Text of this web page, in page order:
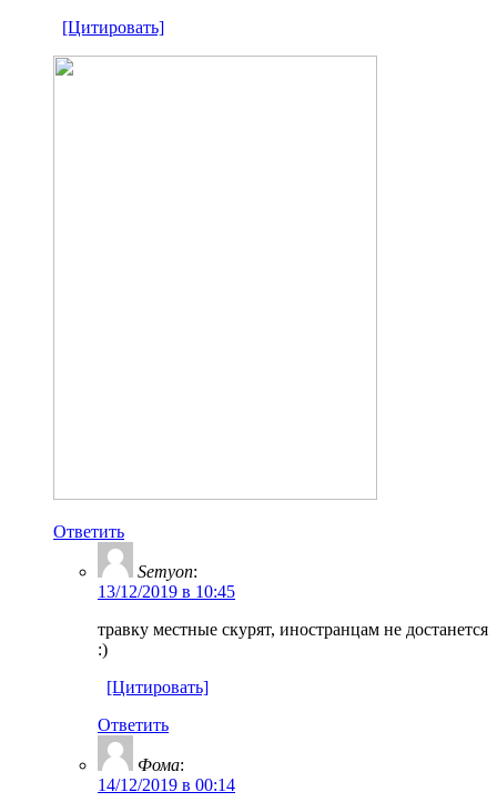
[Цитировать]
Ответить
Semyon:
13/12/2019 в 10:45
травку местные скурят, иностранцам не достанется
:)
[Цитировать]
Ответить
Фома:
14/12/2019 в 00:14